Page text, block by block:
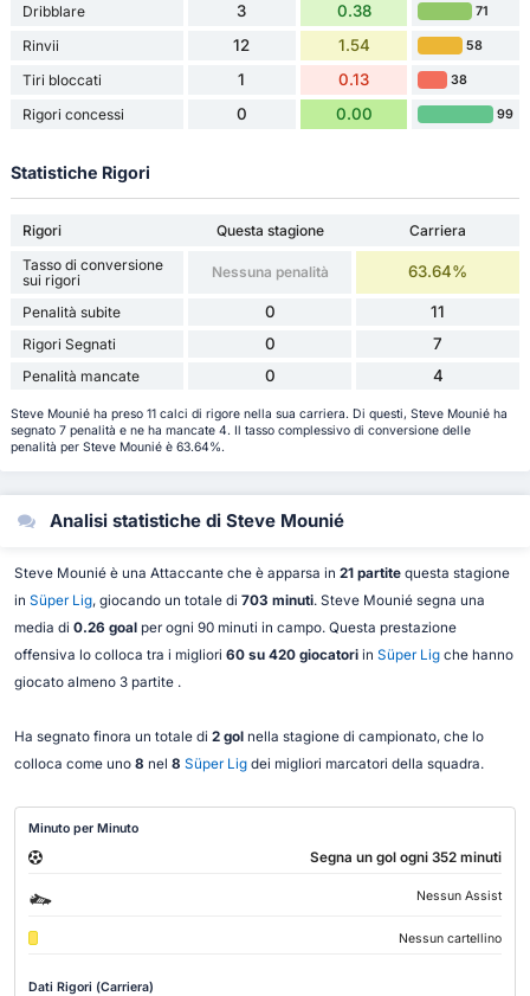
Dribblare 3 0.38 71
Rinvii 12 1.54 58
Tiri bloccati 1 0.13 38
Rigori concessi 0 0.00 99
Statistiche Rigori
Rigori Questa stagione
Carriera
Tasso di conversione
sui rigori
Nessuna penalità 63.64%
Penalità subite 0 11
Rigori Segnati 0 7
Penalità mancate 0 4
Steve Mounié ha preso 11 calci di rigore nella sua carriera. Di questi, Steve Mounié ha
segnato 7 penalità e ne ha mancate 4. Il tasso complessivo di conversione delle
penalità per Steve Mounié è 63.64%.
Analisi statistiche di Steve Mounié
Steve Mounié è una Attaccante che è apparsa in 21 partitequesta stagione
in Süper Lig, giocando un totale di 703 minuti. Steve Mounié segna una
media di 0.26 goalper ogni 90 minuti in campo. Questa prestazione
offensiva lo colloca tra i migliori 60 su 420 giocatoriin Süper Ligche hanno
giocato almeno 3 partite .
Ha segnato finora un totale di 2 golnella stagione di campionato, che lo
colloca come uno 8 nel 8 Süper Ligdei migliori marcatori della squadra.
Minuto per Minuto
Segna un gol ogni 352 minuti
Nessun Assist
Nessun cartellino
Dati Rigori (Carriera)